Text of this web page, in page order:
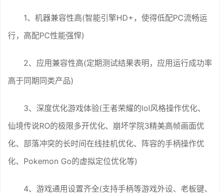
1、机器兼容性高(智能引擎HD+，使得低配PC流畅运
行，高配PC性能强悍)
2、应用兼容性高(定期测试结果表明，应用运行成功率
高于同期同类产品)
3、深度优化游戏体验(王者荣耀的lol风格操作优化、
仙境传说RO的极限多开优化、崩坏学院3精美高帧画面优
化、部落冲突的长时间在线挂机优化、阵容的手柄操作优
化、Pokemon Go的虚拟定位优化等)
4、游戏通用设置齐全(支持手柄等游戏外设、老板键、